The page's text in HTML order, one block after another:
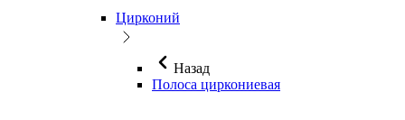
Цирконий
Назад
Полоса циркониевая